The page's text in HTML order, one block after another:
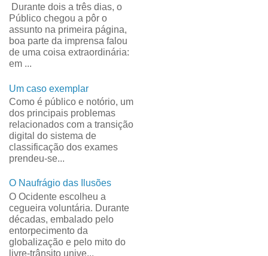
Durante dois a três dias, o
Público chegou a pôr o
assunto na primeira página,
boa parte da imprensa falou
de uma coisa extraordinária:
em ...
Um caso exemplar
Como é público e notório, um
dos principais problemas
relacionados com a transição
digital do sistema de
classificação dos exames
prendeu-se...
O Naufrágio das Ilusões
O Ocidente escolheu a
cegueira voluntária. Durante
décadas, embalado pelo
entorpecimento da
globalização e pelo mito do
livre-trânsito unive...